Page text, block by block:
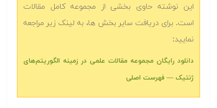
این نوشته حاوی بخشی از مجموعه کامل مقالات
است. برای دریافت سایر بخش ها، به لینک زیر مراجعه
نمایید:
دانلود رایگان مجموعه مقالات علمی در زمینه الگوریتم‌های
ژنتیک — فهرست اصلی